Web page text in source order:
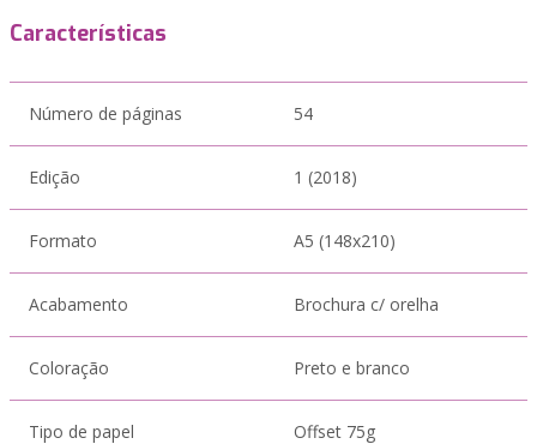
Características
Número de páginas 54
Edição 1 (2018)
Formato A5 (148x210)
Acabamento Brochura c/ orelha
Coloração Preto e branco
Tipo de papel Offset 75g